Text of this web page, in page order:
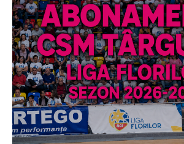
Adaugă aici
subtitluAdaugă
textul pentru
subtitluAdaugă
textul pentru
subtitluAdaugă
textul pentru